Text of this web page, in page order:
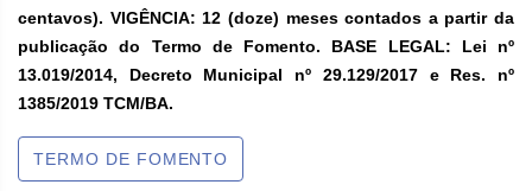
centavos). VIGÊNCIA: 12 (doze) meses contados a partir da
publicação do Termo de Fomento. BASE LEGAL: Lei nº
13.019/2014, Decreto Municipal nº 29.129/2017 e Res. nº
1385/2019 TCM/BA.
TERMO DE FOMENTO